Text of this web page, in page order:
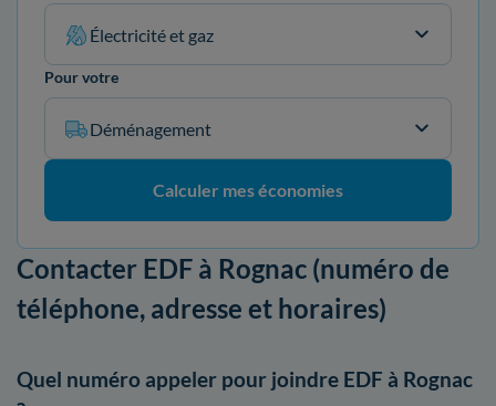
Électricité et gaz
Pour votre
Déménagement
Calculer mes économies
Contacter EDF à Rognac (numéro de
téléphone, adresse et horaires)
Quel numéro appeler pour joindre EDF à Rognac